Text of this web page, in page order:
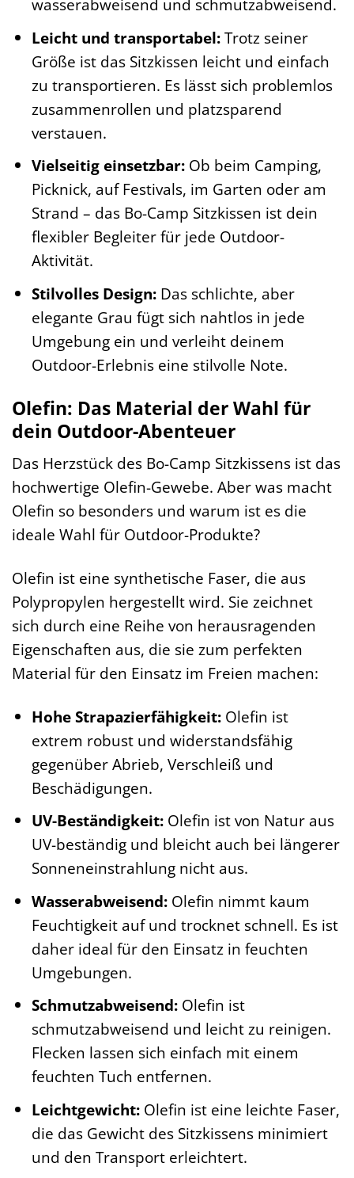
wasserabweisend und schmutzabweisend.
Leicht und transportabel:Trotz seiner
Größe ist das Sitzkissen leicht und einfach
zu transportieren. Es lässt sich problemlos
zusammenrollen und platzsparend
verstauen.
Vielseitig einsetzbar:Ob beim Camping,
Picknick, auf Festivals, im Garten oder am
Strand – das Bo-Camp Sitzkissen ist dein
flexibler Begleiter für jede Outdoor-
Aktivität.
Stilvolles Design:Das schlichte, aber
elegante Grau fügt sich nahtlos in jede
Umgebung ein und verleiht deinem
Outdoor-Erlebnis eine stilvolle Note.
Olefin: Das Material der Wahl für
dein Outdoor-Abenteuer
Das Herzstück des Bo-Camp Sitzkissens ist das
hochwertige Olefin-Gewebe. Aber was macht
Olefin so besonders und warum ist es die
ideale Wahl für Outdoor-Produkte?
Olefin ist eine synthetische Faser, die aus
Polypropylen hergestellt wird. Sie zeichnet
sich durch eine Reihe von herausragenden
Eigenschaften aus, die sie zum perfekten
Material für den Einsatz im Freien machen:
Hohe Strapazierfähigkeit:Olefin ist
extrem robust und widerstandsfähig
gegenüber Abrieb, Verschleiß und
Beschädigungen.
UV-Beständigkeit:Olefin ist von Natur aus
UV-beständig und bleicht auch bei längerer
Sonneneinstrahlung nicht aus.
Wasserabweisend:Olefin nimmt kaum
Feuchtigkeit auf und trocknet schnell. Es ist
daher ideal für den Einsatz in feuchten
Umgebungen.
Schmutzabweisend:Olefin ist
schmutzabweisend und leicht zu reinigen.
Flecken lassen sich einfach mit einem
feuchten Tuch entfernen.
Leichtgewicht:Olefin ist eine leichte Faser,
die das Gewicht des Sitzkissens minimiert
und den Transport erleichtert.